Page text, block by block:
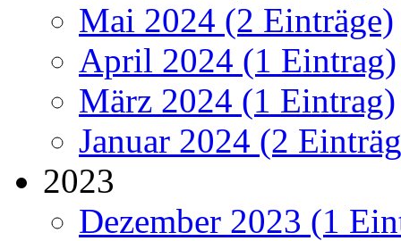
Mai 2024 (2 Einträge)
April 2024 (1 Eintrag)
März 2024 (1 Eintrag)
Januar 2024 (2
2023
Dezember 2023 (1